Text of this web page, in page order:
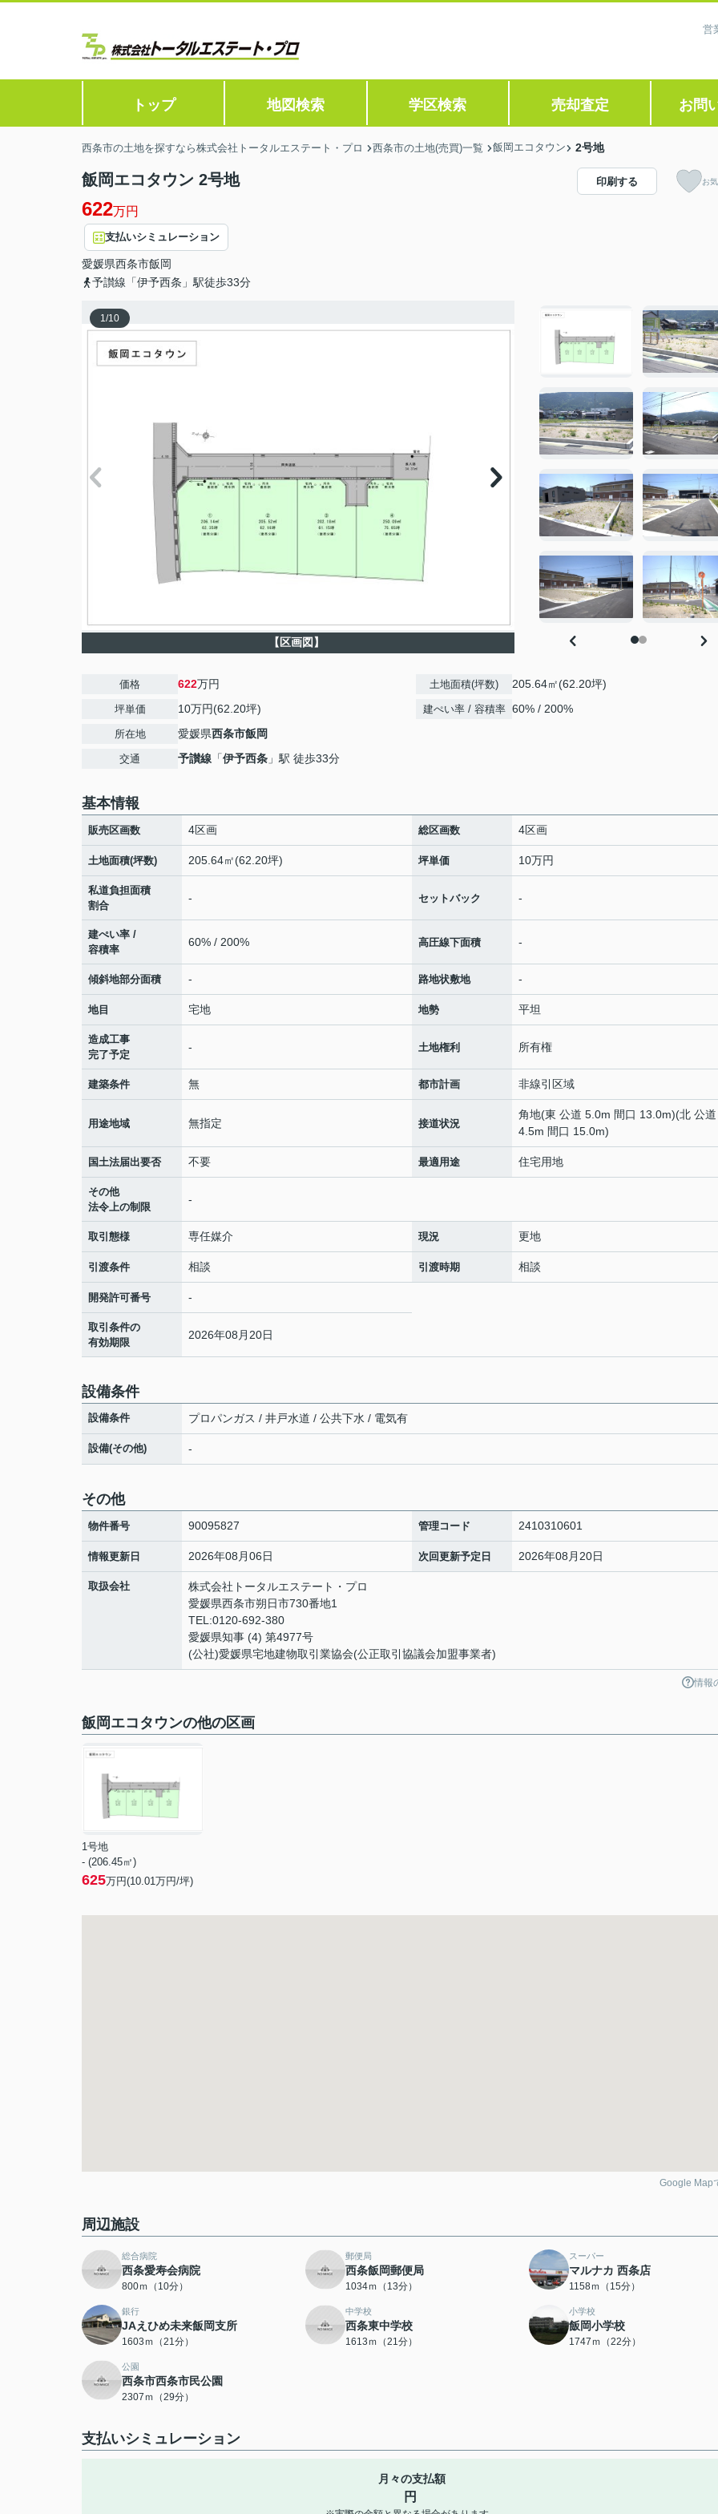
営
トップ 地図検索 学区検索 売却査定 お問
西条市の土地を探すなら株式会社トータルエステート・プロ 西条市の土地(売買)一覧 飯岡エコタウン 2号地
飯岡エコタウン 2号地
622万円
支払いシミュレーション
愛媛県西条市飯岡
予讃線「伊予西条」駅徒歩33分
印刷する お
1/10
【区画図】
価格 622万円
坪単価 10万円(62.20坪)
所在地 愛媛県西条市飯岡
交通 予讃線 「伊予西条 」駅 徒歩33分
土地面積(坪数) 205.64㎡(62.20坪)
建ぺい率 / 容積率 60% / 200%
基本情報
販売区画数 4区画 総区画数 4区画
土地面積(坪数) 205.64㎡(62.20坪) 坪単価 10万円
私道負担面積
割合
- セットバック -
建ぺい率 /
容積率
60% / 200% 高圧線下面積 -
傾斜地部分面積 - 路地状敷地 -
地目 宅地 地勢 平坦
造成工事
完了予定
- 土地権利 所有権
建築条件 無 都市計画 非線引区域
用途地域 無指定 接道状況
角地(東 公道 5.0m 間口 13.0m)(北 公道
4.5m 間口 15.0m)
国土法届出要否 不要 最適用途 住宅用地
その他
法令上の制限
-
取引態様 専任媒介 現況 更地
引渡条件 相談 引渡時期 相談
開発許可番号 -
取引条件の
有効期限
2026年08月20日
設備条件
設備条件 プロパンガス / 井戸水道 / 公共下水 / 電気有
設備(その他) -
その他
物件番号 90095827 管理コード 2410310601
情報更新日 2026年08月06日 次回更新予定日 2026年08月20日
取扱会社
株式会社トータルエステート・プロ
愛媛県西条市朔日市730番地1
TEL:0120-692-380
愛媛県知事 (4) 第4977号
(公社)愛媛県宅地建物取引業協会(公正取引協議会加盟事業者)
情報
飯岡エコタウンの他の区画
1号地
- (206.45㎡)
625万円(10.01万円/坪)
Google Map
周辺施設
総合病院
西条愛寿会病院
800ｍ（10分）
郵便局
西条飯岡郵便局
1034ｍ（13分）
スーパー
マルナカ 西条店
1158ｍ（15分）
銀行
JAえひめ未来飯岡支所
1603ｍ（21分）
中学校
西条東中学校
1613ｍ（21分）
小学校
飯岡小学校
1747ｍ（22分）
公園
西条市西条市民公園
2307ｍ（29分）
支払いシミュレーション
月々の支払額
円